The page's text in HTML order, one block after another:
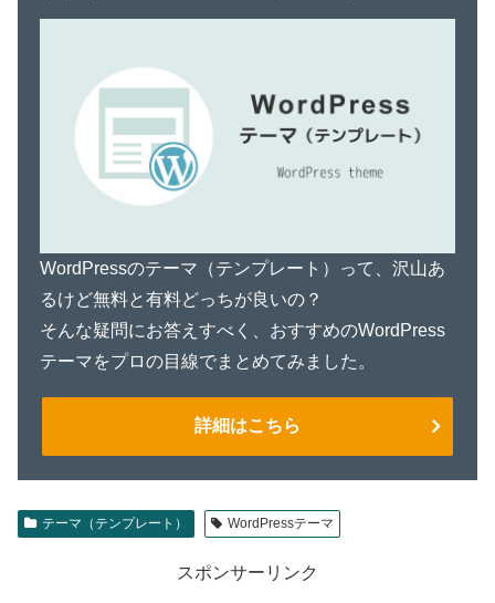
WordPressのテーマ（テンプレート）って、沢山あ
るけど無料と有料どっちが良いの？
そんな疑問にお答えすべく、おすすめのWordPress
テーマをプロの目線でまとめてみました。
詳細はこちら
テーマ（テンプレート） WordPressテーマ
スポンサーリンク